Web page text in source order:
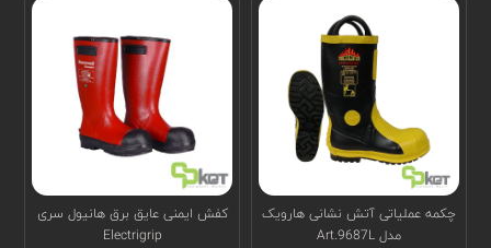
چکمه عملیاتی آتش نشانی هارویک
مدل Art.9687L
کفش ایمنی عایق برق هانیول سری
Electrigrip